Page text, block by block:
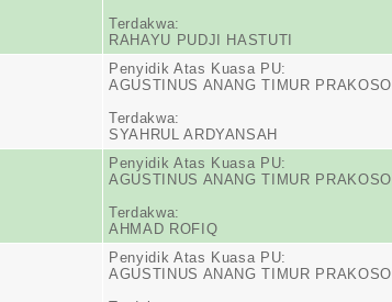
Terdakwa:
RAHAYU PUDJI HASTUTI
Penyidik Atas Kuasa PU:
AGUSTINUS ANANG TIMUR PRAKOSO
Terdakwa:
SYAHRUL ARDYANSAH
Penyidik Atas Kuasa PU:
AGUSTINUS ANANG TIMUR PRAKOSO
Terdakwa:
AHMAD ROFIQ
Penyidik Atas Kuasa PU:
AGUSTINUS ANANG TIMUR PRAKOSO